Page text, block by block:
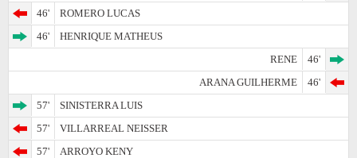
46'
ROMERO LUCAS
46'
HENRIQUE MATHEUS
RENE
46'
ARANA GUILHERME
46'
57'
SINISTERRA LUIS
57'
VILLARREAL NEISSER
57'
ARROYO KENY